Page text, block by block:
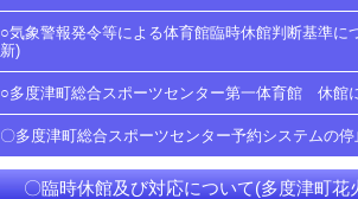
○気象警報発令等による体育館臨時休館判断基準に
新)
○多度津町総合スポーツセンター第一体育館 休館
〇多度津町総合スポーツセンター予約システムの停
〇臨時休館及び対応について(多度津町花